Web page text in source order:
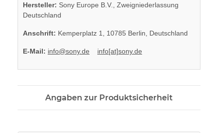
Hersteller: Sony Europe B.V., Zweigniederlassung
Deutschland
Anschrift: Kemperplatz 1, 10785 Berlin, Deutschland
E-Mail: info@sony.de info[at]sony.de
Angaben zur Produktsicherheit